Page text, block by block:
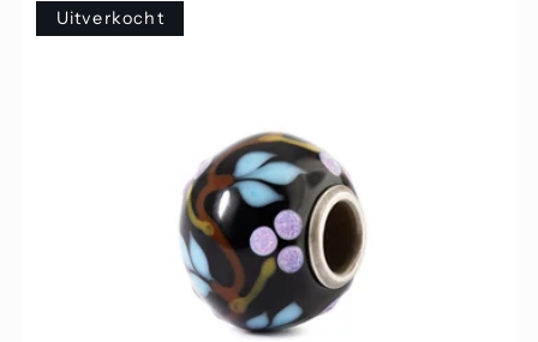
Uitverkocht